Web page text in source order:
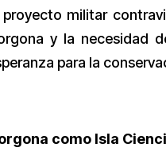
proyecto militar
y la necesidad
para la
como Isla